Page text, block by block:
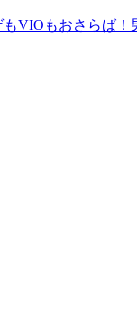
もVIOもおさらば